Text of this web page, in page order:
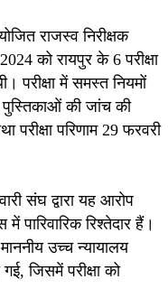
राजस्व निरीक्षक
को रायपुर के 6 परीक्षा
परीक्षा में समस्त नियमों
पुस्तिकाओं की जांच की
परिणाम 29 फरवरी
संघ द्वारा यह आरोप
पारिवारिक रिश्तेदार हैं।
उच्च न्यायालय
जिसमें परीक्षा को